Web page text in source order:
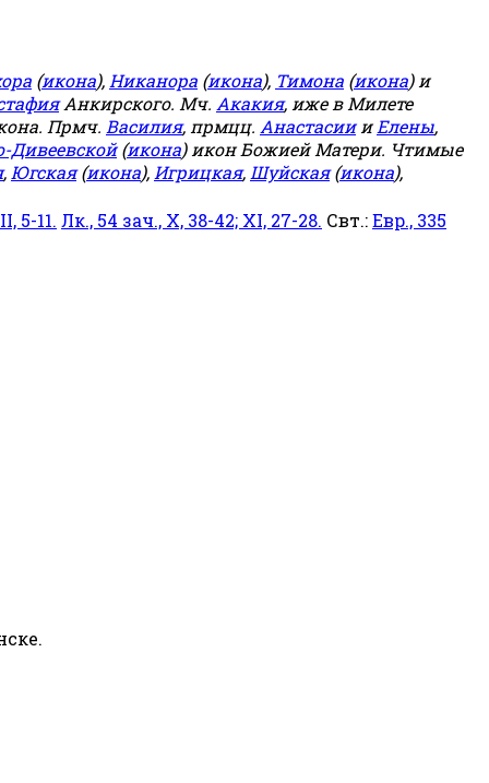
(икона), Никанора (икона), Тимона (икона) и
Анкирского. Мч. Акакия, иже в Милете
Прмч. Василия, прмцц. АнастасиииЕлены,
Дивеевской(икона) икон Божией Матери. Чтимые
, Югская(икона), Игрицкая, Шуйская(икона),
5-11. Лк., 54 зач., X, 38-42; XI, 27-28. Свт.:Евр., 335